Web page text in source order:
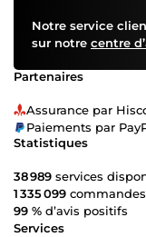
Notre service
sur notre centre
Partenaires
Assurance par
Paiements par
Statistiques
38 989 services
1 335 099
99 % d’avis positifs
Services